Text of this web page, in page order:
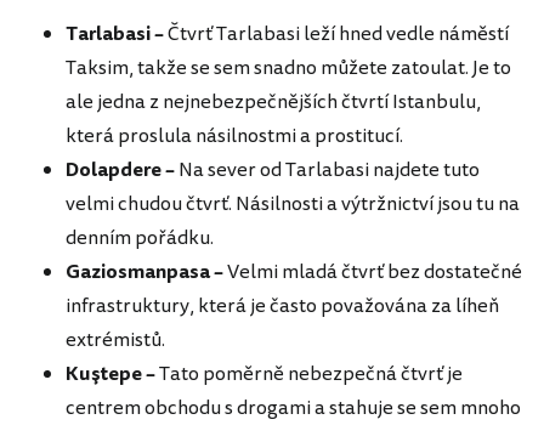
Tarlabasi –Čtvrť Tarlabasi leží hned vedle náměstí
Taksim, takže se sem snadno můžete zatoulat. Je to
ale jedna z nejnebezpečnějších čtvrtí Istanbulu,
která proslula násilnostmi a prostitucí.
Dolapdere –Na sever od Tarlabasi najdete tuto
velmi chudou čtvrť. Násilnosti a výtržnictví jsou tu na
denním pořádku.
Gaziosmanpasa –Velmi mladá čtvrť bez dostatečné
infrastruktury, která je často považována za líheň
extrémistů.
Kuştepe –Tato poměrně nebezpečná čtvrť je
centrem obchodu s drogami a stahuje se sem mnoho